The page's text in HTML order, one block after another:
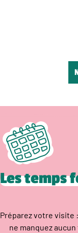
Les temps
Préparez votre visite
ne manquez